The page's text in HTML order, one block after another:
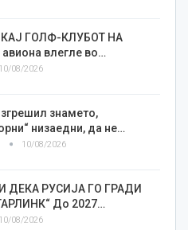
ГОЛФ-КЛУБОТ НА
влегле во…
10/08/2026
згрешил знамето,
низаедни, да не…
10/08/2026
ДЕКА РУСИЈА ГО ГРАДИ
До 2027…
10/08/2026